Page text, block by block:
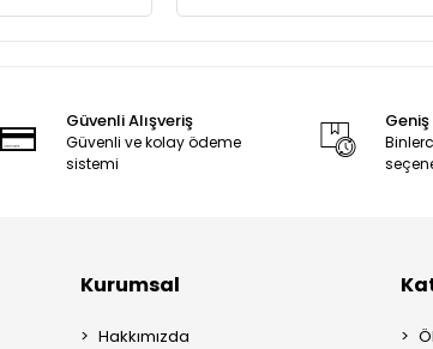
Güvenli Alışveriş
Güvenli ve kolay ödeme
sistemi
Kurumsal
Hakkımızda